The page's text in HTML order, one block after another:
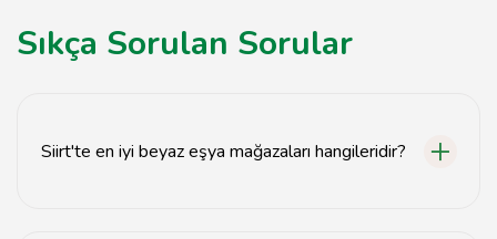
Sıkça Sorulan Sorular
Siirt'te en iyi beyaz eşya mağazaları hangileridir?